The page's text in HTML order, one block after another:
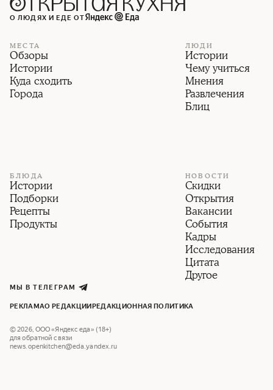
О ЛЮДЯХ И ЕДЕ ОТ
МЕСТА
Обзоры
Истории
Куда сходить
Города
ЛЮДИ
Истории
Чему учиться
Мнения
Развлечения
Блиц
БЛЮДА
Истории
Подборки
Рецепты
Продукты
НОВОСТИ
Скидки
Открытия
Вакансии
События
Кадры
Исследования
Цитата
Другое
МЫ В ТЕЛЕГРАМ
РЕКЛАМАО РЕДАКЦИИРЕДАКЦИОННАЯ ПОЛИТИКА
©2026, ООО «Яндекс еда» (18+)
для обратной связи
news.openkitchen@eda.yandex.ru